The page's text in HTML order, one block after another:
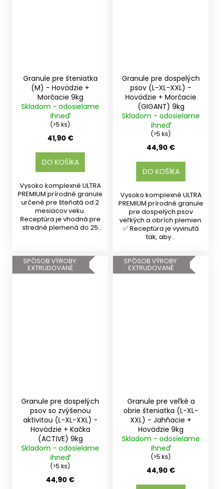
Granule pre šteniatka
(M) - Hovädzie +
Morčacie 9kg
Skladom - odosielame
ihneď
(>5 ks)
41,90 €
DO KOŠÍKA
Vysoko komplexné ULTRA
PREMIUM prírodné granule
určené pre šteňatá od 2
mesiacov veku.
Receptúra je vhodná pre
stredné plemená do 25
Granule pre dospelých
psov (L-XL-XXL) -
Hovädzie + Morčacie
(GIGANT) 9kg
Skladom - odosielame
ihneď
(>5 ks)
44,90 €
DO KOŠÍKA
Vysoko komplexné ULTRA
PREMIUM prírodné granule
pre dospelých psov
veľkých a obrích plemien.
✅ Receptúra je vyvinutá
tak, aby...
SPÔSOB VÝROBY:
EXTRUDOVANÉ
Granule pre dospelých
psov so zvýšenou
aktivitou (L-XL-XXL) -
Hovädzie + Kačka
(ACTIVE) 9kg
Skladom - odosielame
ihneď
(>5 ks)
44,90 €
SPÔSOB VÝROBY:
EXTRUDOVANÉ
Granule pre veľké a
obrie šteniatka (L-XL-
XXL) - Jahňacie +
Hovädzie 9kg
Skladom - odosielame
ihneď
(>5 ks)
44,90 €